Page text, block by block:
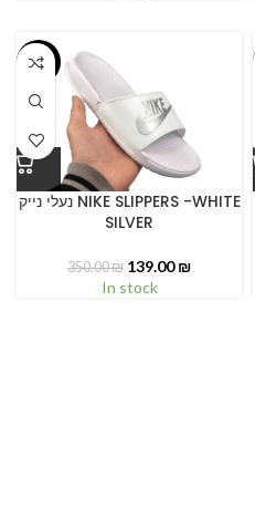
-60%
נעלי נייק NIKE SLIPPERS -WHITE
SILVER
350.00₪ 139.00₪
In stock